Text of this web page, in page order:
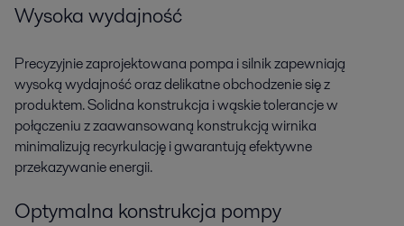
Wysoka wydajność
Precyzyjnie zaprojektowana pompa i silnik zapewniają
wysoką wydajność oraz delikatne obchodzenie się z
produktem. Solidna konstrukcja i wąskie tolerancje w
połączeniu z zaawansowaną konstrukcją wirnika
minimalizują recyrkulację i gwarantują efektywne
przekazywanie energii.
Optymalna konstrukcja pompy